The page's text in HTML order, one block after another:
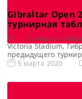
Gibraltar Open
турнирная
11 — 15 марта,
Victoria Stadium,
предыдущего
результаты Gibraltar
5 марта 2020